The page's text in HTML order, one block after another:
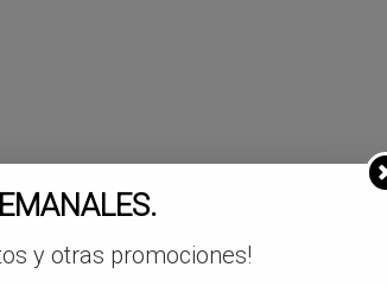
y otras promociones!